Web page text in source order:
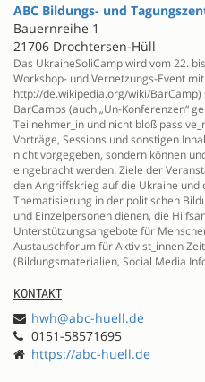
ABC Bildungs- und
Bauernreihe 1
21706 Drochtersen-Hüll
Das UkraineSoliCamp wird vom 22.
Workshop- und Vernetzungs-Event
http://de.wikipedia.org/wiki/
BarCamps (auch „Un-Konferenzen“
Teilnehmer_in und nicht bloß
Vorträge, Sessions und sonstigen
nicht vorgegeben, sondern können
eingebracht werden. Ziele der
den Angriffskrieg auf die Ukraine
Thematisierung in der politischen
und Einzelpersonen dienen, die
Unterstützungsangebote für
Austauschforum für Aktivist_innen
(Bildungsmaterialien, Social Media
KONTAKT
hwh@abc-huell.de
0151-58571695
https://abc-huell.de